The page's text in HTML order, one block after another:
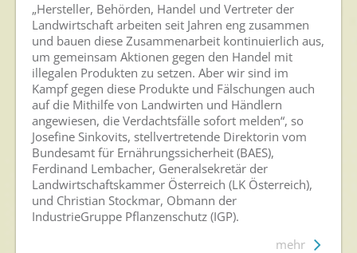
„Hersteller, Behörden, Handel und Vertreter der
Landwirtschaft arbeiten seit Jahren eng zusammen
und bauen diese Zusammenarbeit kontinuierlich aus,
um gemeinsam Aktionen gegen den Handel mit
illegalen Produkten zu setzen. Aber wir sind im
Kampf gegen diese Produkte und Fälschungen auch
auf die Mithilfe von Landwirten und Händlern
angewiesen, die Verdachtsfälle sofort melden“, so
Josefine Sinkovits, stellvertretende Direktorin vom
Bundesamt für Ernährungssicherheit (BAES),
Ferdinand Lembacher, Generalsekretär der
Landwirtschaftskammer Österreich (LK Österreich),
und Christian Stockmar, Obmann der
IndustrieGruppe Pflanzenschutz (IGP).
mehr